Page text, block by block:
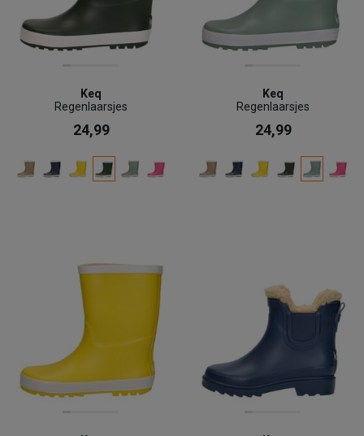
Keq
Regenlaarsjes
24,99
Keq
Regenlaarsjes
24,99